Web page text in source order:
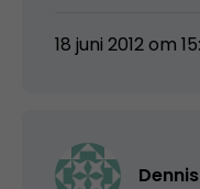
18 juni 2012 om